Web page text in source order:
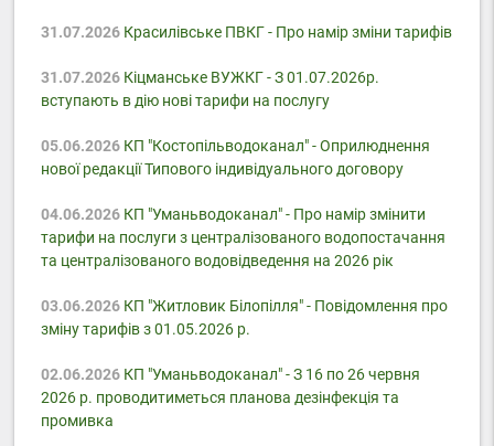
31.07.2026Красилівське ПВКГ - Про намір зміни тарифів
31.07.2026Кіцманське ВУЖКГ - З 01.07.2026р.
вступають в дію нові тарифи на послугу
05.06.2026КП "Костопільводоканал" - Оприлюднення
нової редакції Типового індивідуального договору
04.06.2026КП "Уманьводоканал" - Про намір змінити
тарифи на послуги з централізованого водопостачання
та централізованого водовідведення на 2026 рік
03.06.2026КП "Житловик Білопілля" - Повідомлення про
зміну тарифів з 01.05.2026 р.
02.06.2026КП "Уманьводоканал" - З 16 по 26 червня
2026 р. проводитиметься планова дезінфекція та
промивка